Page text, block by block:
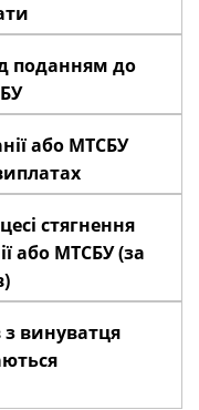
поданням до
або МТСБУ
стягнення
або МТСБУ (за
з винуватця